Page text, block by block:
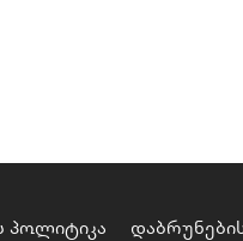
პოლიტიკა